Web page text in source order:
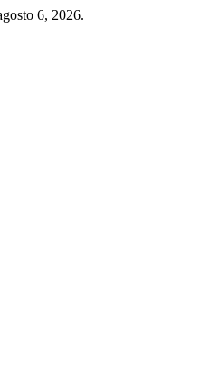
6, 2026.